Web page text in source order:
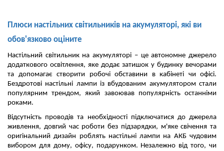
Плюси настільних світильників на акумуляторі, які ви
обов'язково оціните
Настільний світильник на акумуляторі – це автономне джерело
додаткового освітлення, яке додає затишок у будинку вечорами
Бездротові настільні лампи із вбудованим акумулятором стали
популярним трендом, який завоював популярність останніми
роками.
Відсутність проводів та необхідності підключатися до джерела
живлення, довгий час роботи без підзарядки, м'яке свічення та
оригінальний дизайн роблять настільні лампи на АКБ чудовим
вибором для дому, офісу, подарунком. Незалежно від того, чи